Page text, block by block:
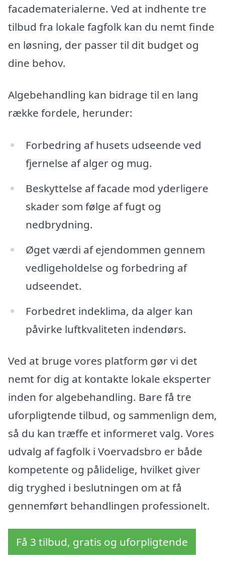
facadematerialerne. Ved at indhente tre
tilbud fra lokale fagfolk kan du nemt finde
en løsning, der passer til dit budget og
dine behov.
Algebehandling kan bidrage til en lang
række fordele, herunder:
Forbedring af husets udseende ved
fjernelse af alger og mug.
Beskyttelse af facade mod yderligere
skader som følge af fugt og
nedbrydning.
Øget værdi af ejendommen gennem
vedligeholdelse og forbedring af
udseendet.
Forbedret indeklima, da alger kan
påvirke luftkvaliteten indendørs.
Ved at bruge vores platform gør vi det
nemt for dig at kontakte lokale eksperter
inden for algebehandling. Bare få tre
uforpligtende tilbud, og sammenlign dem,
så du kan træffe et informeret valg. Vores
udvalg af fagfolk i Voervadsbro er både
kompetente og pålidelige, hvilket giver
dig tryghed i beslutningen om at få
gennemført behandlingen professionelt.
Få 3 tilbud, gratis og uforpligtende